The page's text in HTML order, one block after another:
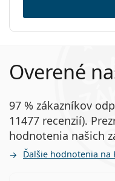
Overené
97 % zákazníkov
11477 recenzií).
hodnotenia našich
Ďalšie hodnotenia na